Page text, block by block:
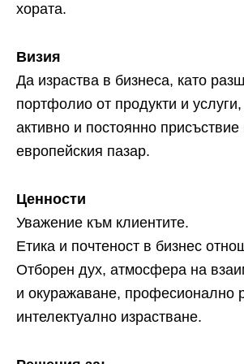
хората.
Визия
Да израства в бизнеса, като
портфолио от продукти и
активно и постоянно присъствие
европейския пазар.
Ценности
Уважение към клиентите.
Етика и почтеност в бизнес
Отборен дух, атмосфера на
и окуражаване, професионално
интелектуално израстване.